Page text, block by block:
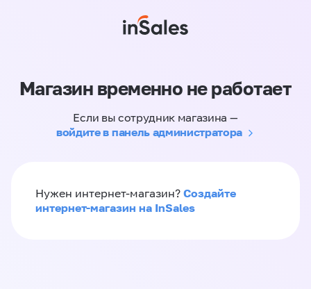
Магазин временно не работает
Если вы сотрудник магазина —
войдите в панель администратора
Нужен интернет-магазин? Создайте
интернет-магазин на InSales